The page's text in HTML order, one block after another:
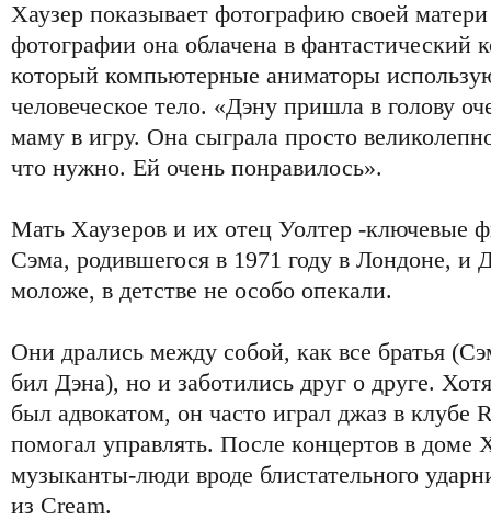
Хаузер показывает фотографию своей
фотографии она облачена в фантастический
который компьютерные аниматоры
человеческое тело. «Дэну пришла в голову
маму в игру. Она сыграла просто
что нужно. Ей очень понравилось».
Мать Хаузеров и их отец Уолтер -ключевые
Сэма, родившегося в 1971 году в Лондоне, и
моложе, в детстве не особо опекали.
Они дрались между собой, как все братья
бил Дэна), но и заботились друг о друге.
был адвокатом, он часто играл джаз в клубе
помогал управлять. После концертов в доме
музыканты-люди вроде блистательного
из Cream.